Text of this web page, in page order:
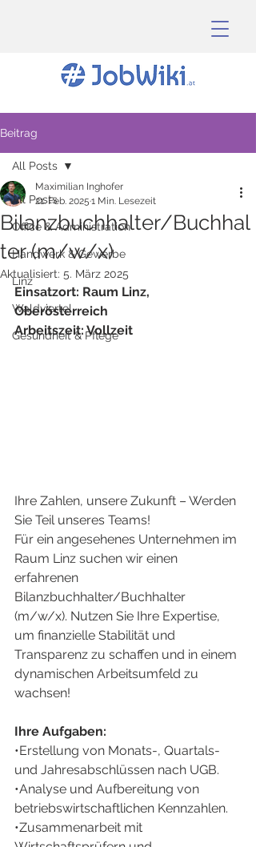
Beitrag
All Posts
Office & Administration
Handwerk & Gewerbe
Linz
Waldviertel
Gesundheit & Pflege
All Posts
Bilanzbuchhalter/Buchhal
ter (m/w/x)
Maximilian Inghofer
21. Feb. 2025 1 Min. Lesezeit
Aktualisiert: 5. März 2025
Einsatzort: Raum Linz,
Oberösterreich
Arbeitszeit: Vollzeit
Ihre Zahlen, unsere Zukunft – Werden
Sie Teil unseres Teams!
Für ein angesehenes Unternehmen im
Raum Linz suchen wir einen
erfahrenen
Bilanzbuchhalter/Buchhalter
(m/w/x). Nutzen Sie Ihre Expertise,
um finanzielle Stabilität und
Transparenz zu schaffen und in einem
dynamischen Arbeitsumfeld zu
wachsen!
Ihre Aufgaben:
•Erstellung von Monats-, Quartals-
und Jahresabschlüssen nach UGB.
•Analyse und Aufbereitung von
betriebswirtschaftlichen Kennzahlen.
•Zusammenarbeit mit